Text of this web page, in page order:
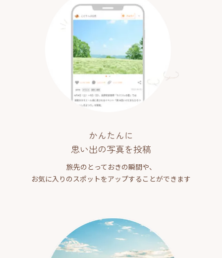
かんたんに
思い出の写真を投稿
旅先のとっておきの瞬間や、
お気に入りのスポットをアップすることができます